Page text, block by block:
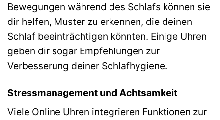
Bewegungen während des Schlafs können sie
dir helfen, Muster zu erkennen, die deinen
Schlaf beeinträchtigen könnten. Einige Uhren
geben dir sogar Empfehlungen zur
Verbesserung deiner Schlafhygiene.
Stressmanagement und Achtsamkeit
Viele Online Uhren integrieren Funktionen zur